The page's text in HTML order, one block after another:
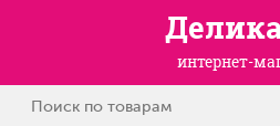
интернет-